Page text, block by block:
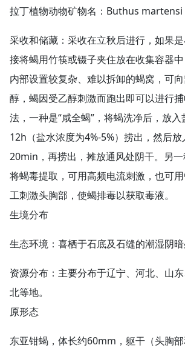
拉丁植物动物矿物名：Buthus martensi
采收和储藏：采收在立秋后进行，如果
接将蝎用竹筷或镊子夹住放在收集容器
内部设置较复杂、难以拆卸的蝎窝，可
醇，蝎因受乙醇刺激而跑出即可以进行
法，一种是“咸全蝎”，将蝎洗净后，放
12h（盐水浓度为4%-5%）捞出，然后
20min，再捞出，摊放通风处阴干。另一
将蝎毒提取，可用高频电流刺激，也可
工刺激头胸部，使蝎排毒以获取毒液。
生境分布
生态环境：喜栖于石底及石缝的潮湿阴暗
资源分布：主要分布于辽宁、河北、山
北等地。
原形态
东亚钳蝎，体长约60mm，躯干（头胸